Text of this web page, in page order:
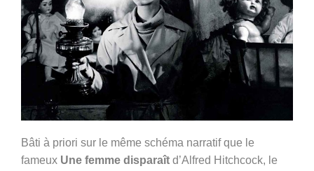
Bâti à priori sur le même schéma narratif que le
fameux Une femme disparaît d’Alfred Hitchcock, le